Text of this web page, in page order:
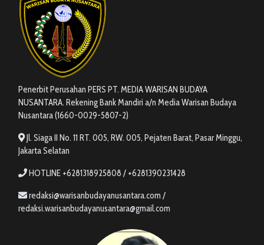
Penerbit Perusahan PERS PT. MEDIA WARISAN BUDAYA
NUSANTARA. Rekening Bank Mandiri a/n Media Warisan Budaya
Nusantara (1660-0029-5807-2)
Jl. Siaga II No. 11 RT. 005, RW. 005, Pejaten Barat, Pasar Minggu,
Jakarta Selatan
HOTLINE +6281318925808 / +6281390231428
redaksi@warisanbudayanusantara.com /
redaksi.warisanbudayanusantara@gmail.com